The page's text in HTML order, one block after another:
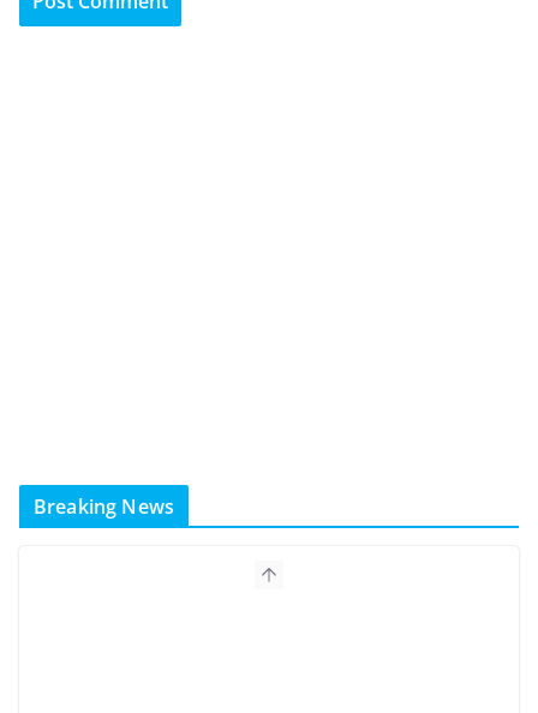
Breaking News